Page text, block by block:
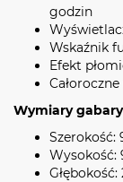
godzin
Wskaźnik
Efekt
Wymiary
Szerokość:
Wysokość: